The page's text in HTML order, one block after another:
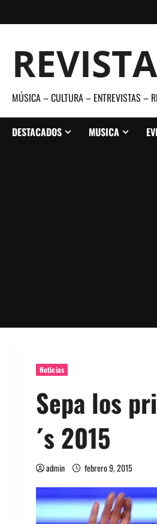
al
MÚSICA – CULTURA – ENTREVISTAS –
DESTACADOS MUSICA
Noticias
Sepa los
´s 2015
admin febrero 9, 2015